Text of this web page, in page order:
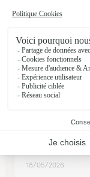
★ ★
Très
07/05/2026
Fleurs
Fleurs appréciées
18/05/2026